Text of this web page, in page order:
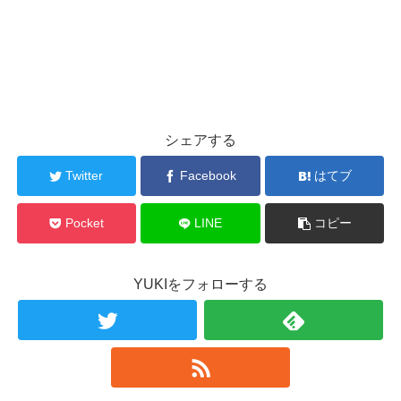
シェアする
Twitter Facebook はてブ
Pocket LINE コピー
YUKIをフォローする